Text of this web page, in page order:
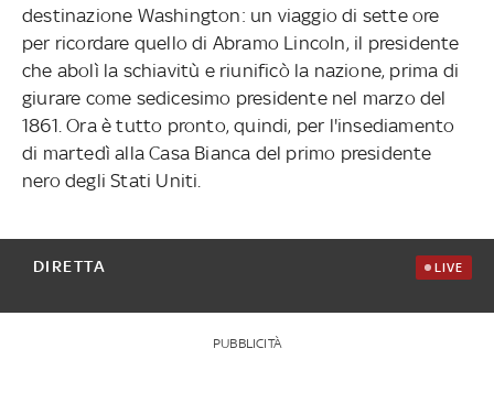
destinazione Washington: un viaggio di sette ore
per ricordare quello di Abramo Lincoln, il presidente
che abolì la schiavitù e riunificò la nazione, prima di
giurare come sedicesimo presidente nel marzo del
1861. Ora è tutto pronto, quindi, per l'insediamento
di martedì alla Casa Bianca del primo presidente
nero degli Stati Uniti.
DIRETTA LIVE
PUBBLICITÀ